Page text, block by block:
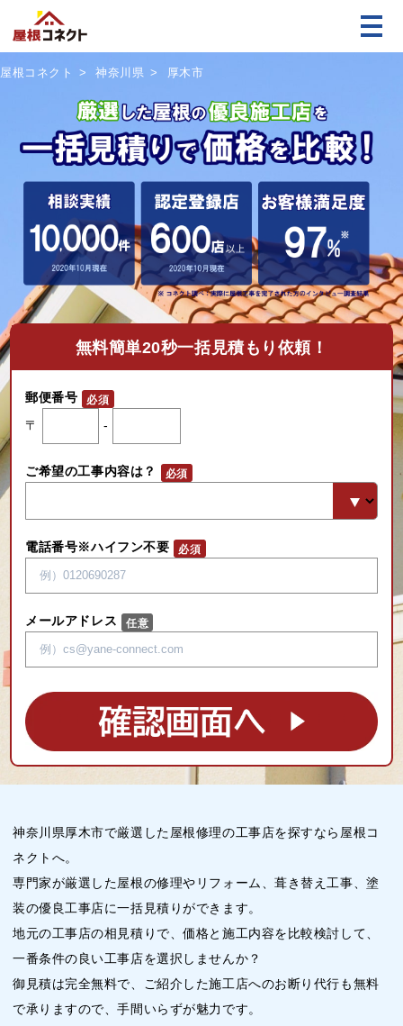
屋根コネクト 神奈川県 厚木市
無料簡単20秒一括見積もり依頼！
郵便番号
〒
-
ご希望の工事内容は？
電話番号※ハイフン不要
メールアドレス
神奈川県厚木市で厳選した屋根修理の工事店を探すなら屋根コ
ネクトへ。
専門家が厳選した屋根の修理やリフォーム、葺き替え工事、塗
装の優良工事店に一括見積りができます。
地元の工事店の相見積りで、価格と施工内容を比較検討して、
一番条件の良い工事店を選択しませんか？
御見積は完全無料で、ご紹介した施工店へのお断り代行も無料
で承りますので、手間いらずが魅力です。